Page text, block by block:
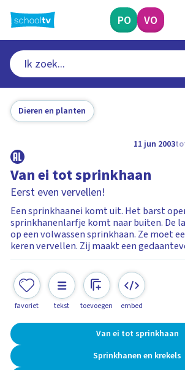
naar
hoofdinhoud
PO VO
Dieren en planten
11 jun 2003
Van ei tot sprinkhaan
Eerst even vervellen!
Een sprinkhaanei komt uit. Het barst
sprinkhanenlarfje komt naar buiten. De
op een volwassen sprinkhaan. Ze moet
keren vervellen. Zij maakt een
favoriet tekst toevoegen embed
Van ei tot sprinkhaan
Sprinkhanen en krekels